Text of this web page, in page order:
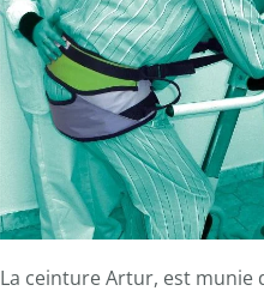
La ceinture Artur, est munie